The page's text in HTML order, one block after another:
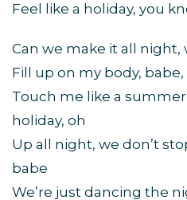
Feel like a holiday, you
Can we make it all night,
Fill up on my body, babe,
Touch me like a
holiday, oh
Up all night, we don’t
babe
We’re just dancing the